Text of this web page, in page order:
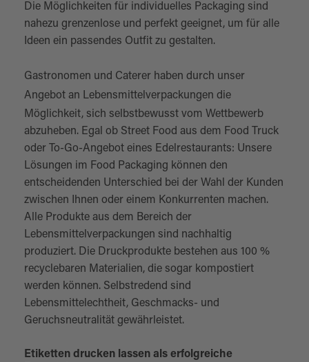
Die Möglichkeiten für individuelles Packaging sind
nahezu grenzenlose und perfekt geeignet, um für alle
Ideen ein passendes Outfit zu gestalten.
Gastronomen und Caterer haben durch unser
Angebot an Lebensmittelverpackungen die
Möglichkeit, sich selbstbewusst vom Wettbewerb
abzuheben. Egal ob Street Food aus dem Food Truck
oder To-Go-Angebot eines Edelrestaurants: Unsere
Lösungen im Food Packaging können den
entscheidenden Unterschied bei der Wahl der Kunden
zwischen Ihnen oder einem Konkurrenten machen.
Alle Produkte aus dem Bereich der
Lebensmittelverpackungen sind nachhaltig
produziert. Die Druckprodukte bestehen aus 100 %
recyclebaren Materialien, die sogar kompostiert
werden können. Selbstredend sind
Lebensmittelechtheit, Geschmacks- und
Geruchsneutralität gewährleistet.
Etiketten drucken lassen als erfolgreiche